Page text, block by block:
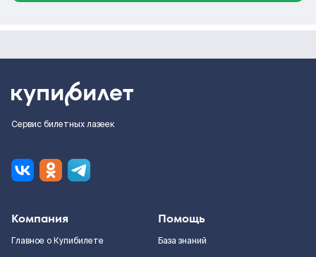
Сервис билетных лазеек
Компания
Главное о Купибилете
Помощь
База знаний